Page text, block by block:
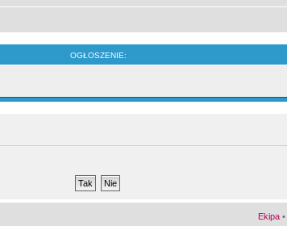
OGŁOSZENIE:
Ekipa •